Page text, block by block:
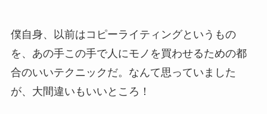
僕自身、以前はコピーライティングというもの
を、あの手この手で人にモノを買わせるための都
合のいいテクニックだ。なんて思っていました
が、大間違いもいいところ！